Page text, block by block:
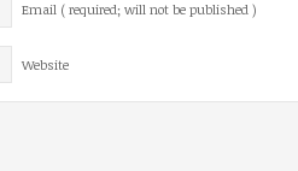
Email ( required; will not be published )
Website